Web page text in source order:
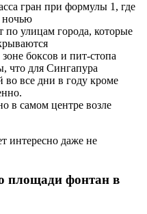
гран при формулы 1, где
ночью
по улицам города, которые
боксов и пит-стопа
что для Сингапура
во все дни в году кроме
в самом центре возле
интересно даже не
площади фонтан в